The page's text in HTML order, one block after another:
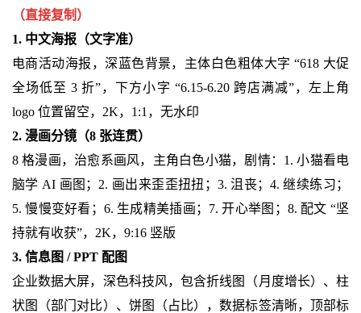
（直接复制）
1. 中文海报（文字准）
电商活动海报，深蓝色背景，主体白色粗体大字 “618 大促
全场低至 3 折”，下方小字 “6.15-6.20 跨店满减”，左上角
logo 位置留空，2K，1:1，无水印
2. 漫画分镜（8 张连贯）
8 格漫画，治愈系画风，主角白色小猫，剧情：1. 小猫看电
脑学 AI 画图；2. 画出来歪歪扭扭；3. 沮丧；4. 继续练习；
5. 慢慢变好看；6. 生成精美插画；7. 开心举图；8. 配文 “坚
持就有收获”，2K，9:16 竖版
3. 信息图 / PPT 配图
企业数据大屏，深色科技风，包含折线图（月度增长）、柱
状图（部门对比）、饼图（占比），数据标签清晰，顶部标